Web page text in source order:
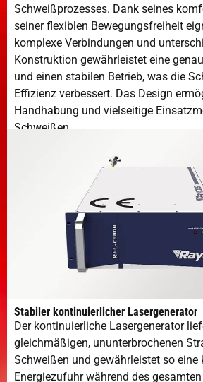
Schweißprozesses. Dank seines
seiner flexiblen Bewegungsfreiheit
komplexe Verbindungen und
Konstruktion gewährleistet eine
und einen stabilen Betrieb, was die
Effizienz verbessert. Das Design
Handhabung und vielseitige
Schweißen.
Stabiler kontinuierlicher Lasergenerator
Der kontinuierliche Lasergenerator
gleichmäßigen, ununterbrochenen
Schweißen und gewährleistet so eine
Energiezufuhr während des